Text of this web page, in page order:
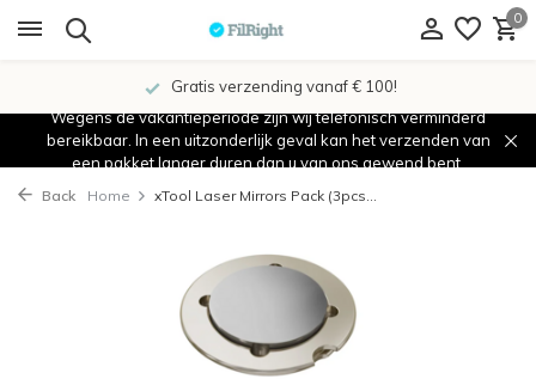
0
Gratis verzending vanaf € 100!
Wegens de vakantieperiode zijn wij telefonisch verminderd
bereikbaar. In een uitzonderlijk geval kan het verzenden van
een pakket langer duren dan u van ons gewend bent.
Back Home xTool Laser Mirrors Pack (3pcs...